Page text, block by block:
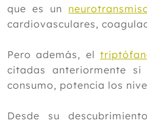
que es un
cardiovasculares,
Pero además, el
citadas anteriormente
consumo, potencia los
Desde su